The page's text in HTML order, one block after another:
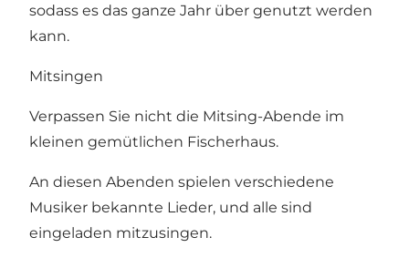
sodass es das ganze Jahr über genutzt werden
kann.
Mitsingen
Verpassen Sie nicht die Mitsing-Abende im
kleinen gemütlichen Fischerhaus.
An diesen Abenden spielen verschiedene
Musiker bekannte Lieder, und alle sind
eingeladen mitzusingen.